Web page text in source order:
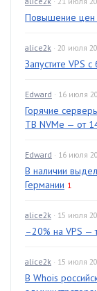
Повышение цен
alice2k · 20 июля
Запустите VPS
Edward · 16 июля
Горячие
TB NVMe — от
Edward · 16 июля
В наличии
Германии 1
alice2k · 15 июля
–20% на VPS —
alice2k · 15 июля
В Whois